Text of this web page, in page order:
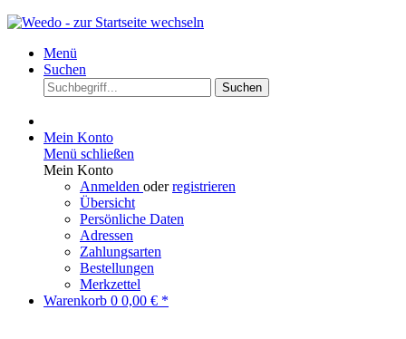
Menü
Suchen
Suchen
Mein Konto
Menü schließen
Mein Konto
Anmelden oderregistrieren
Übersicht
Persönliche Daten
Adressen
Zahlungsarten
Bestellungen
Merkzettel
Warenkorb 0 0,00 € *